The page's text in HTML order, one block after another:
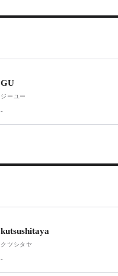
GU
ジーユー
-
kutsushitaya
クツシタヤ
-